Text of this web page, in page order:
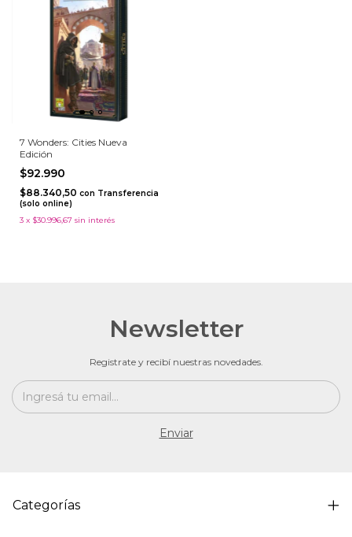
7 Wonders: Cities Nueva
Edición
$92.990
$88.340,50 con Transferencia
(solo online)
3 x $30.996,67 sin interés
Newsletter
Registrate y recibí nuestras novedades.
Categorías